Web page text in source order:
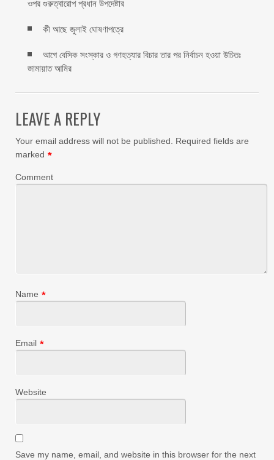
ওপর গুরুত্বারোপ প্রধান উপদেষ্টার
কী আছে জুলাই ঘোষণাপত্রে
আগে বেসিক সংস্কার ও গণহত্যার বিচার তার পর নির্বাচন হওয়া উচিতঃ
জামায়াত আমির
LEAVE A REPLY
Your email address will not be published.
Required fields are
marked *
Comment
Name *
Email *
Website
Save my name, email, and website in this browser for the next